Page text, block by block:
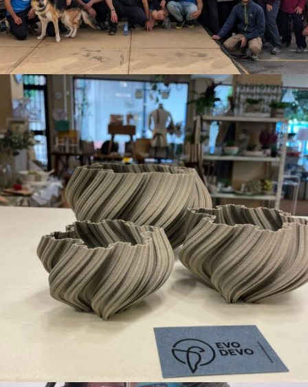
Impresió 3D amb biomaterials
Disseny i matéria